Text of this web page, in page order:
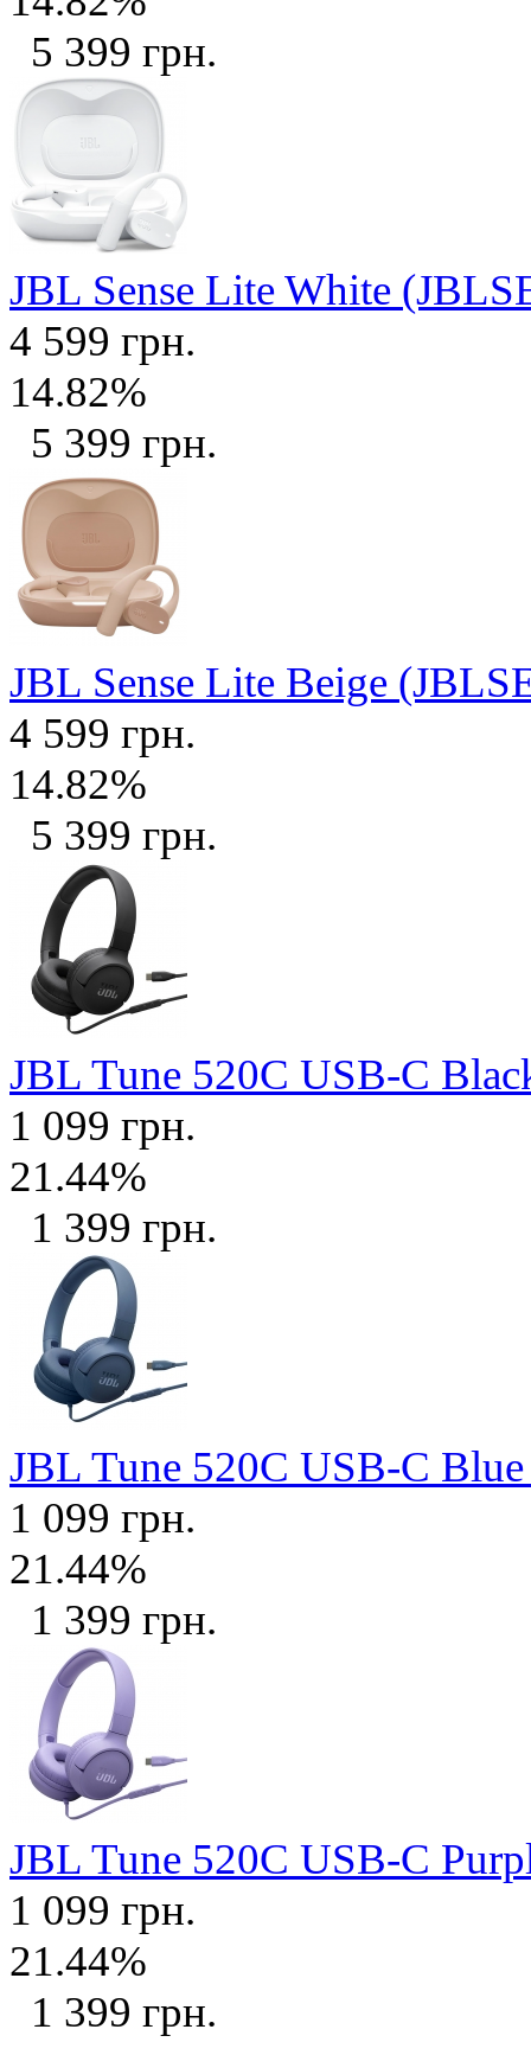
5 399 грн.
JBL Sense Lite White
4 599 грн.
14.82%
5 399 грн.
JBL Sense Lite Beige
4 599 грн.
14.82%
5 399 грн.
JBL Tune 520C USB-C
1 099 грн.
21.44%
1 399 грн.
JBL Tune 520C USB-C
1 099 грн.
21.44%
1 399 грн.
JBL Tune 520C USB-C
1 099 грн.
21.44%
1 399 грн.